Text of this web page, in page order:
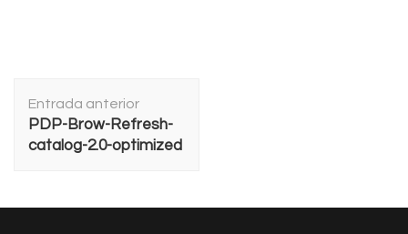
de
entradas
Entrada anterior
PDP-Brow-Refresh-
catalog-2.0-optimized